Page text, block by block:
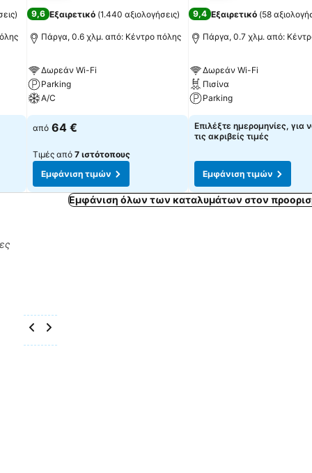
) 9,6 Εξαιρετικό (1.440 αξιολογήσεις)
Πάργα, 0.6 χλμ. από: Κέντρο πόλης
Δωρεάν Wi-Fi
Parking
A/C
από 64 €
Τιμές από 7 ιστότοπους
Εμφάνιση τιμών
9,4 Εξαιρετικό (58
Πάργα, 0.7 χλμ. από:
Δωρεάν Wi-Fi
Πισίνα
Parking
Επιλέξτε ημερομηνίες, για
τις ακριβείς τιμές
Εμφάνιση τιμών
Εμφάνιση όλων των καταλυμάτων στον